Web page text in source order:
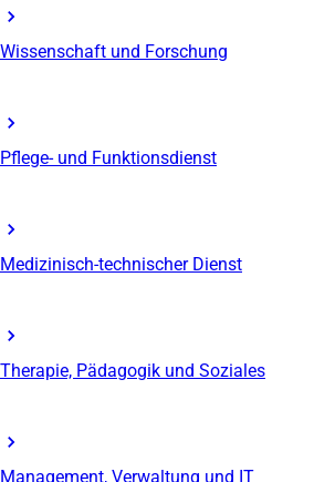
Wissenschaft und Forschung
Pflege- und Funktionsdienst
Medizinisch-technischer Dienst
Therapie, Pädagogik und Soziales
Management, Verwaltung und IT